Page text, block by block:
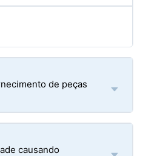
de peças
causando